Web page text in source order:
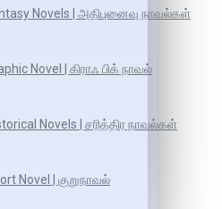
Novels | அதிபுனைவு நாவல்கள்
Novel | கிராஃ பிக் நாவல்
Novels | சரித்திர நாவல்கள்
Novel | குறுநாவல்